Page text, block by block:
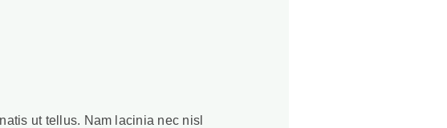
ut tellus. Nam lacinia nec nisl